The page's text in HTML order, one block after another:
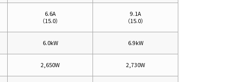
6.6A
（15.0）
9.1A
（15.0）
6.0kW 6.9kW
2,650W 2,730W